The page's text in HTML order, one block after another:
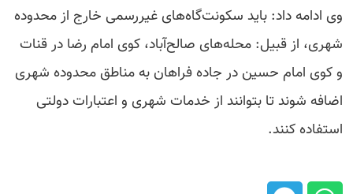
وی ادامه داد: باید سکونت‌گاه‌های غیررسمی خارج از محدوده
شهری، از قبیل: محله‌های صالح‌آباد، کوی امام رضا در قنات
و کوی امام حسین در جاده فراهان به مناطق محدوده شهری
اضافه شوند تا بتوانند از خدمات شهری و اعتبارات دولتی
استفاده کنند.